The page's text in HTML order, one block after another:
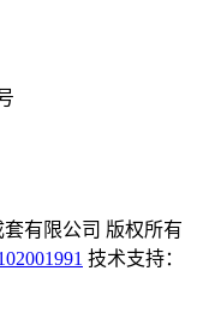
有限公司 版权所有
技术支持：